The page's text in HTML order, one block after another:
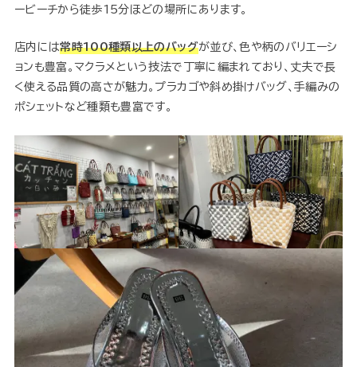
ービーチから徒歩15分ほどの場所にあります。
店内には常時100種類以上のバッグが並び、色や柄のバリエーシ
ョンも豊富。マクラメという技法で丁寧に編まれており、丈夫で長
く使える品質の高さが魅力。プラカゴや斜め掛けバッグ、手編みの
ポシェットなど種類も豊富です。